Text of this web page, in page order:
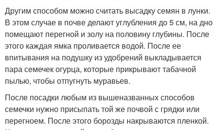
Другим способом можно считать высадку семян в лунки.
В этом случае в почве делают углубления до 5 см, на дно
помещают перегной и золу на половину глубины. После
этого каждая ямка проливается водой. После ее
впитывания на подушку из удобрений выкладывается
пара семечек огурца, которые прикрывают табачной
пылью, чтобы отпугнуть муравьев.
После посадки любым из вышеназванных способов
семечки нужно присыпать той же почвой с грядки или
перегноем. После этого борозды накрываются пленкой.